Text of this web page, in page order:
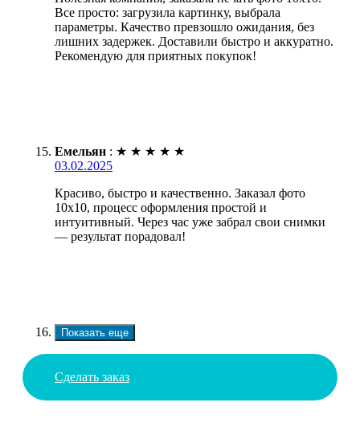
Все просто: загрузила картинку, выбрала
параметры. Качество превзошло ожидания, без
лишних задержек. Доставили быстро и аккуратно.
Рекомендую для приятных покупок!
Емельян : ★ ★ ★ ★ ★
03.02.2025
Красиво, быстро и качественно. Заказал фото
10х10, процесс оформления простой и
интуитивный. Через час уже забрал свои снимки
— результат порадовал!
Показать еще
Сделать заказ